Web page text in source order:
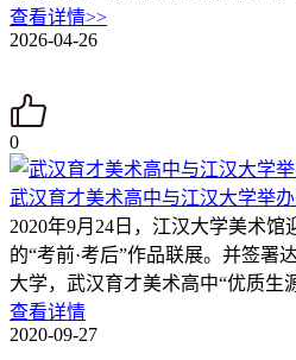
查看详情>>
2026-04-26
0
武汉育才美术高中与江汉大学举
2020年9月24日，江汉大学美术
的“考前·考后”作品联展。并签署
大学，武汉育才美术高中“优质生
查看详情
2020-09-27